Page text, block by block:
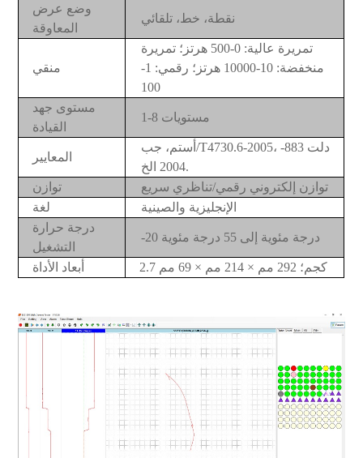
وضع عرض
المعاوقة
نقطة، خط، تلقائي
منقي
تمريرة عالية: 0-500 هرتز؛ تمريرة
منخفضة: 10-10000 هرتز؛ رقمي: 1-
100
مستوى جهد
القيادة
1-8 مستويات
المعايير
أستم، جب/T4730.6-2005، دلت 883-
2004 الخ.
توازن
توازن إلكتروني رقمي/تناظري سريع
لغة
الإنجليزية والصينية
درجة حرارة
التشغيل
-20 درجة مئوية إلى 55 درجة مئوية
أبعاد الأداة 2.7 كجم؛ 292 مم × 214 مم × 69 مم